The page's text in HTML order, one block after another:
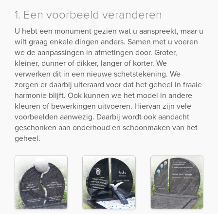
1. Een voorbeeld veranderen
U hebt een monument gezien wat u aanspreekt, maar u
wilt graag enkele dingen anders. Samen met u voeren
we de aanpassingen in afmetingen door. Groter,
kleiner, dunner of dikker, langer of korter. We
verwerken dit in een nieuwe schetstekening. We
zorgen er daarbij uiteraard voor dat het geheel in fraaie
harmonie blijft. Ook kunnen we het model in andere
kleuren of bewerkingen uitvoeren. Hiervan zijn vele
voorbeelden aanwezig. Daarbij wordt ook aandacht
geschonken aan onderhoud en schoonmaken van het
geheel.